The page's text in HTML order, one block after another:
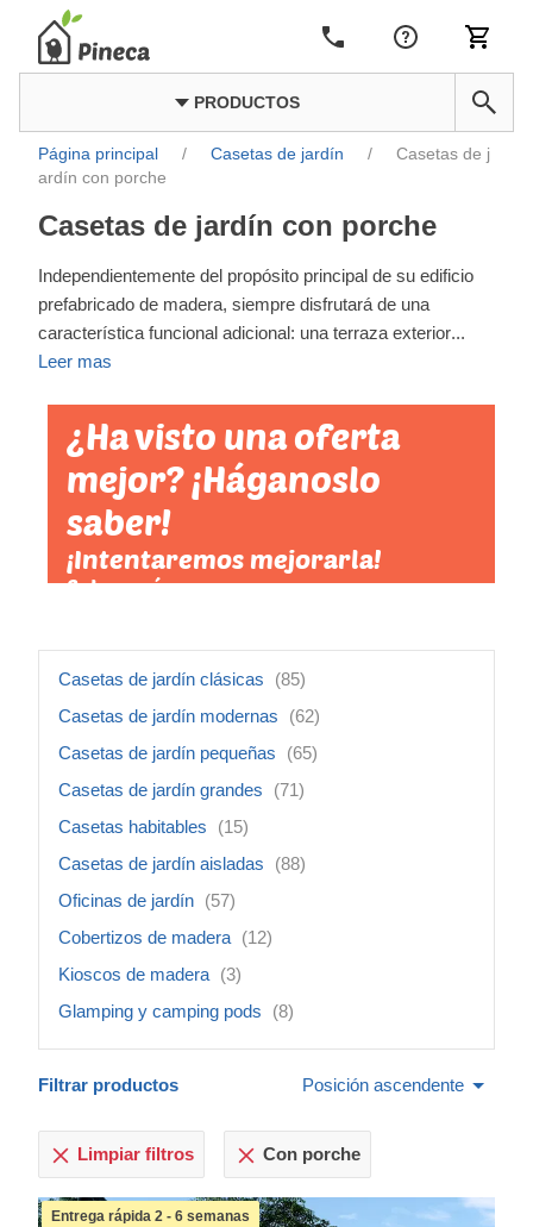
PRODUCTOS
Página principal / Casetas de jardín /
Casetas de j
ardín con porche
Casetas de jardín con porche
Independientemente del propósito principal de su edificio
prefabricado de madera, siempre disfrutará de una
característica funcional adicional: una terraza exterior...
Leer mas
¿Ha visto una oferta
mejor? ¡Háganoslo
saber!
¡Intentaremos mejorarla!
Saber más »
Casetas de jardín clásicas
(85)
Casetas de jardín modernas
(62)
Casetas de jardín pequeñas
(65)
Casetas de jardín grandes
(71)
Casetas habitables
(15)
Casetas de jardín aisladas
(88)
Oficinas de jardín (57)
Cobertizos de madera (12)
Kioscos de madera (3)
Glamping y camping pods
(8)
Filtrar productos Posición ascendente
Limpiar filtros Con porche
Entrega rápida 2 - 6 semanas